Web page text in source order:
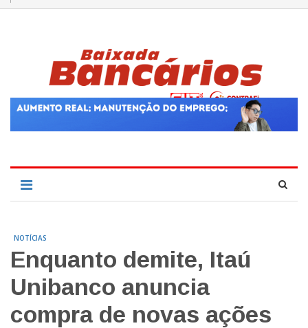
NOTÍCIAS
Enquanto demite, Itaú
Unibanco anuncia
compra de novas ações